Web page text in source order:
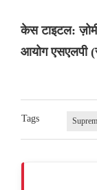
केस टाइटल:
आयोग एसएलपी
Tags